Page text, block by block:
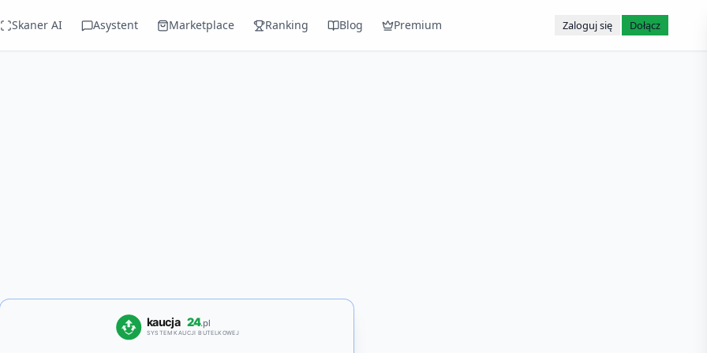
Skaner AI Asystent Marketplace Ranking Blog Premium Zaloguj się Dołącz